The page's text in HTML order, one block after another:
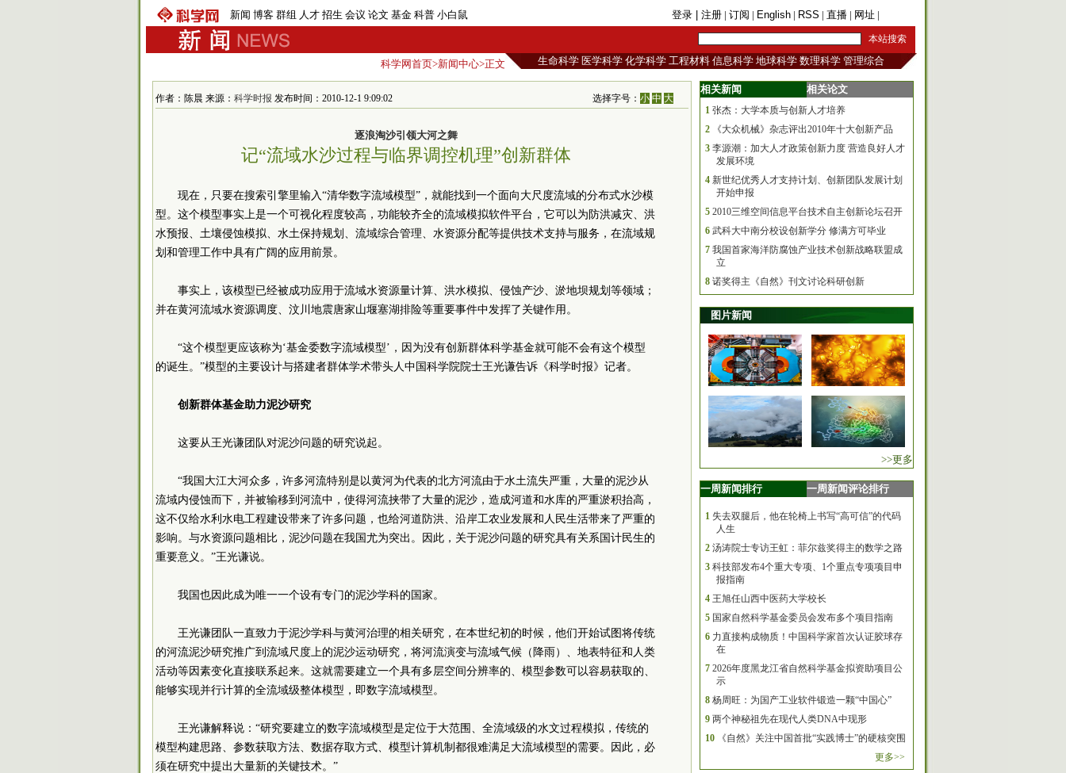
新闻 博客 群组 人才 招生 会议 论文 基金 科普 小白鼠 登录 | 注册 | 订阅 | English | RSS | 直播 | 网址 |
科学网首页>新闻中心>正文 生命科学 医学科学 化学科学 工程材料 信息科学 地球科学 数理科学 管理综合
作者：陈晨 来源： 科学时报 发布时间：2010-12-1 9:09:02 选择字号：小 中 大
逐浪淘沙引领大河之舞
记“流域水沙过程与临界调控机理”创新群体
现在，只要在搜索引擎里输入“清华数字流域模型”，就能找到一个面向大尺度流域的分布式水沙模
型。这个模型事实上是一个可视化程度较高，功能较齐全的流域模拟软件平台，它可以为防洪减灾、洪
水预报、土壤侵蚀模拟、水土保持规划、流域综合管理、水资源分配等提供技术支持与服务，在流域规
划和管理工作中具有广阔的应用前景。
事实上，该模型已经被成功应用于流域水资源量计算、洪水模拟、侵蚀产沙、淤地坝规划等领域；
并在黄河流域水资源调度、汶川地震唐家山堰塞湖排险等重要事件中发挥了关键作用。
“这个模型更应该称为‘基金委数字流域模型’，因为没有创新群体科学基金就可能不会有这个模型
的诞生。”模型的主要设计与搭建者群体学术带头人中国科学院院士王光谦告诉《科学时报》记者。
创新群体基金助力泥沙研究
这要从王光谦团队对泥沙问题的研究说起。
“我国大江大河众多，许多河流特别是以黄河为代表的北方河流由于水土流失严重，大量的泥沙从
流域内侵蚀而下，并被输移到河流中，使得河流挟带了大量的泥沙，造成河道和水库的严重淤积抬高，
这不仅给水利水电工程建设带来了许多问题，也给河道防洪、沿岸工农业发展和人民生活带来了严重的
影响。与水资源问题相比，泥沙问题在我国尤为突出。因此，关于泥沙问题的研究具有关系国计民生的
重要意义。”王光谦说。
我国也因此成为唯一一个设有专门的泥沙学科的国家。
王光谦团队一直致力于泥沙学科与黄河治理的相关研究，在本世纪初的时候，他们开始试图将传统
的河流泥沙研究推广到流域尺度上的泥沙运动研究，将河流演变与流域气候（降雨）、地表特征和人类
活动等因素变化直接联系起来。这就需要建立一个具有多层空间分辨率的、模型参数可以容易获取的、
能够实现并行计算的全流域级整体模型，即数字流域模型。
王光谦解释说：“研究要建立的数字流域模型是定位于大范围、全流域级的水文过程模拟，传统的
模型构建思路、参数获取方法、数据存取方式、模型计算机制都很难满足大流域模型的需要。因此，必
须在研究中提出大量新的关键技术。”
相关新闻 相关论文
1 张杰：大学本质与创新人才培养
2
《大众机械》杂志评出2010年十大创新产品
3 李源潮：加大人才政策创新力度 营造良好人才
发展环境
4 新世纪优秀人才支持计划、创新团队发展计划
开始申报
5 2010三维空间信息平台技术自主创新论坛召开
6 武科大中南分校设创新学分 修满方可毕业
7 我国首家海洋防腐蚀产业技术创新战略联盟成
立
8 诺奖得主《自然》刊文讨论科研创新
图片新闻
>>更多
一周新闻排行 一周新闻评论排行
1 失去双腿后，他在轮椅上书写“高可信”的代码
人生
2 汤涛院士专访王虹：菲尔兹奖得主的数学之路
3 科技部发布4个重大专项、1个重点专项项目申
报指南
4 王旭任山西中医药大学校长
5 国家自然科学基金委员会发布多个项目指南
6 力直接构成物质！中国科学家首次认证胶球存
在
7 2026年度黑龙江省自然科学基金拟资助项目公
示
8 杨周旺：为国产工业软件锻造一颗“中国心”
9 两个神秘祖先在现代人类DNA中现形
10
《自然》关注中国首批“实践博士”的硬核突围
更多>>